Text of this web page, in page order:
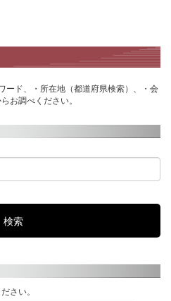
ード、・所在地（都道府県検索）、・会
お調べください。
さい。